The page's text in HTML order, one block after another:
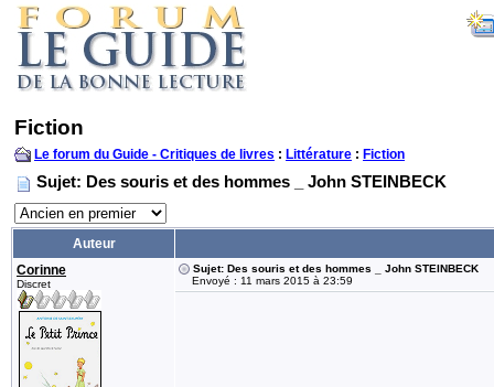
Fiction
Le forum du Guide - Critiques de livres : Littérature : Fiction
Sujet: Des souris et des hommes _ John STEINBECK
Auteur
Corinne
Discret
Sujet: Des souris et des hommes _ John STEINBECK
Envoyé : 11 mars 2015 à 23:59